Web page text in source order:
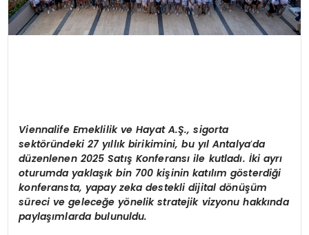
Viennalife Emeklilik ve Hayat A.Ş., sigorta
sektöründeki 27 yıllık birikimini, bu yıl Antalya’da
düzenlenen 2025 Satış Konferansı ile kutladı. İki ayrı
oturumda yaklaşık bin 700 kişinin katılım gösterdiği
konferansta, yapay zeka destekli dijital dönüşüm
süreci ve geleceğe yönelik stratejik vizyonu hakkında
paylaşımlarda bulunuldu.